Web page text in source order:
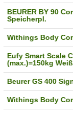
BEURER BY 90
Speicherpl.
Withings Body
Eufy Smart Scale
(max.)=150kg Weiß
Beurer GS 400
Withings Body